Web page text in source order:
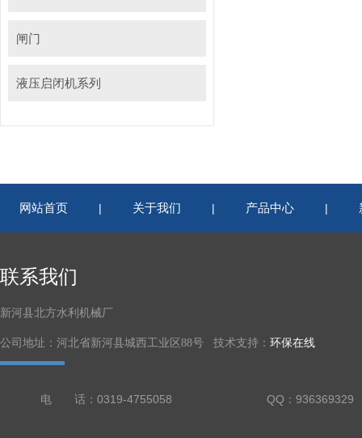
闸门
液压启闭机系列
网站首页 | 关于我们 | 产品中心 |
联系我们
新河县北方水利机械厂
公司地址：河北省新河县城西工业区88号 技术支持： 环保在线
电 话：0319-4755058 QQ：936369329